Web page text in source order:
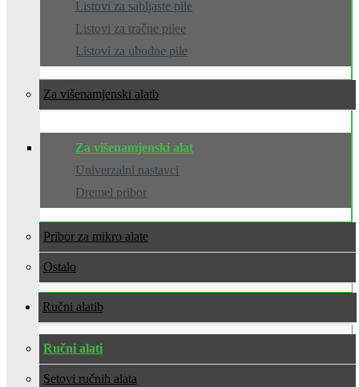
Listovi za sabljaste pile
Listovi za tračne pilee
Listovi za ubodne pile
Za višenamjenski alat
Za višenamjenski alat
Univerzalni nastavci
Dremel pribor
Pribor za mikro alate
Ostalo
Ručni alati
Ručni alati
Setovi ručnih alata